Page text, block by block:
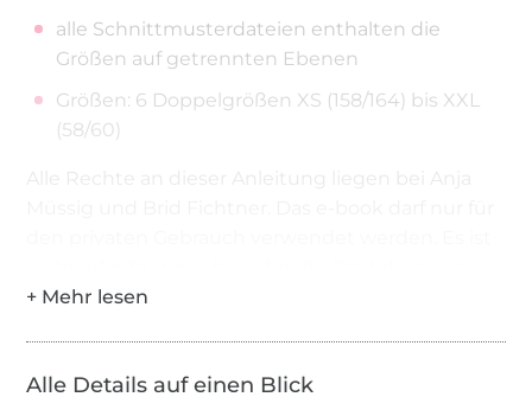
alle Schnittmusterdateien enthalten die
Größen auf getrennten Ebenen
Größen: 6 Doppelgrößen XS (158/164) bis XXL
(58/60)
Alle Rechte an dieser Anleitung liegen bei Anja
Verkaufsartikeln zu verwenden. Das Kopieren und
eventuelle Fehler in der Anleitung wird keine
Alle Details auf einen Blick